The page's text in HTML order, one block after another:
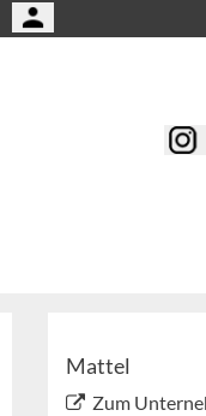
Mattel
Zum